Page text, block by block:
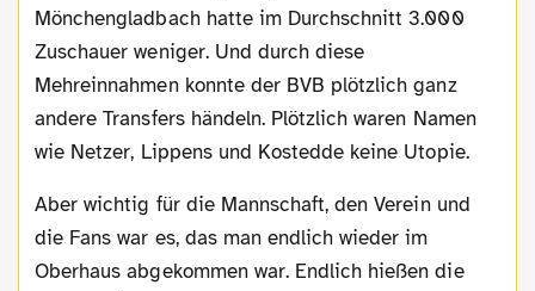
Mönchengladbach hatte im Durchschnitt 3.000
Zuschauer weniger. Und durch diese
Mehreinnahmen konnte der BVB plötzlich ganz
andere Transfers händeln. Plötzlich waren Namen
wie Netzer, Lippens und Kostedde keine Utopie.
Aber wichtig für die Mannschaft, den Verein und
die Fans war es, das man endlich wieder im
Oberhaus abgekommen war. Endlich hießen die